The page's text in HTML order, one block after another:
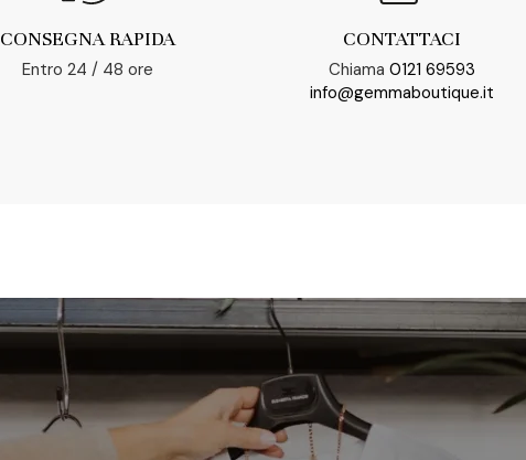
CONSEGNA RAPIDA
Entro 24 / 48 ore
CONTATTACI
Chiama 0121 69593
info@gemmaboutique.it